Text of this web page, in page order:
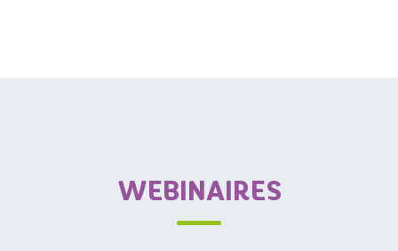
WEBINAIRES